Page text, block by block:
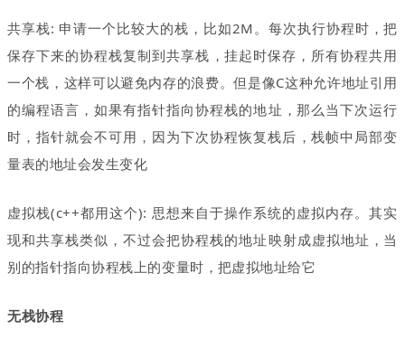
共享栈: 申请一个比较大的栈 ， 比如2M。每次执行协程时 ，把
保存下来的协程栈复制到共享栈 ，挂起时保存，所有协程共用
一个栈，这样可以避免内存的浪费。但是像C这种允许地址引用
的编程语言 ， 如果有指针指向协程栈的地址 ，那么当下次运行
时 ， 指针就会不可用 ， 因为下次协程恢复栈后 ，栈帧中局部变
量表的地址会发生变化
虚拟栈(c++都用这个): 思想来自于操作系统的虚拟内存。其实
现和共享栈类似 ， 不过会把协程栈的地址映射成虚拟地址 ， 当
别的指针指向协程栈上的变量时 ， 把虚拟地址给它
无栈协程